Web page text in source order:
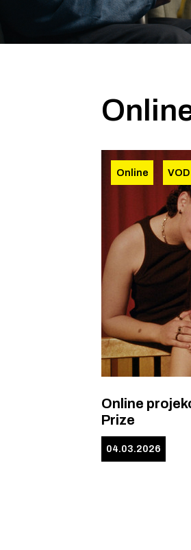
Online VOD
Online
Prize
04.03.2026